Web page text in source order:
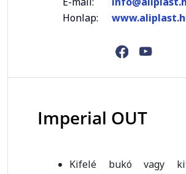
Honlap:
Imperial OUT
Kifelé bukó vagy